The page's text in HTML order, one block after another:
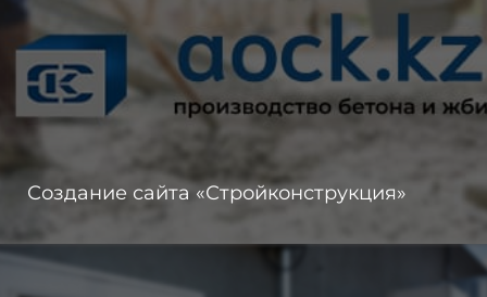
Создание сайта «Стройконструкция»